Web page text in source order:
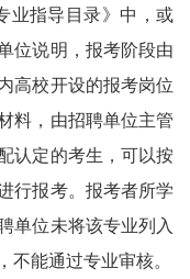
业指导目录》中，或
位说明，报考阶段由
高校开设的报考岗位
料，由招聘单位主管
认定的考生，可以按
行报考。报考者所学
单位未将该专业列入
不能通过专业审核。